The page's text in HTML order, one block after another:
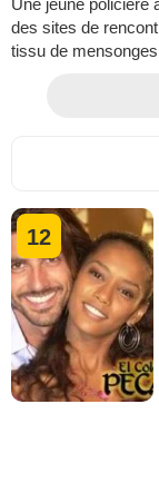
des sites de
tissu de
12